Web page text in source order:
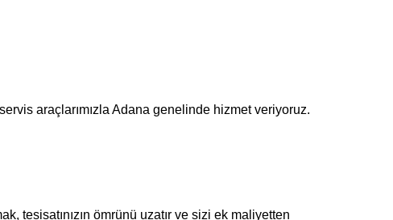
servis araçlarımızla Adana genelinde hizmet veriyoruz.
tesisatınızın ömrünü uzatır ve sizi ek maliyetten